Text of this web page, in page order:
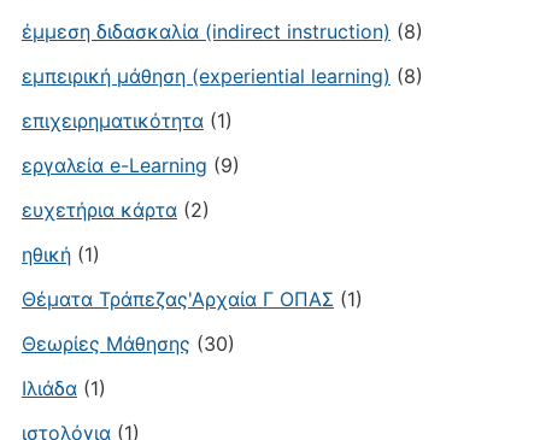
έμμεση διδασκαλία (indirect instruction) (8)
εμπειρική μάθηση (experiential learning) (8)
επιχειρηματικότητα(1)
εργαλεία e-Learning (9)
ευχετήρια κάρτα(2)
ηθική(1)
Θέματα Τράπεζας'Αρχαία Γ ΟΠΑΣ (1)
Θεωρίες Μάθησης (30)
Ιλιάδα(1)
ιστολόγια(1)